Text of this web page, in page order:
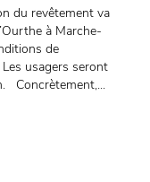
du revêtement va
à Marche-
de
usagers seront
Concrètement,...